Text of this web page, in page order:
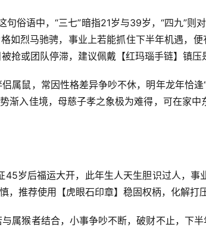
句俗语中，“三七”暗指21岁与39岁，“四九”则
如烈马驰骋，事业上若能抓住下半年机遇，便
抢或团队停滞，建议佩戴【红玛瑙手链】镇压
属鼠，常因性格差异争吵不休，明年龙年恰逢
渐入佳境，母慈子孝之象极为难得，可在家中
45岁后福运大开，此年生人天生胆识过人，
，推荐使用【虎眼石印章】稳固权柄，化解打压
属猴者结合，小事争吵不断，破财不止，下